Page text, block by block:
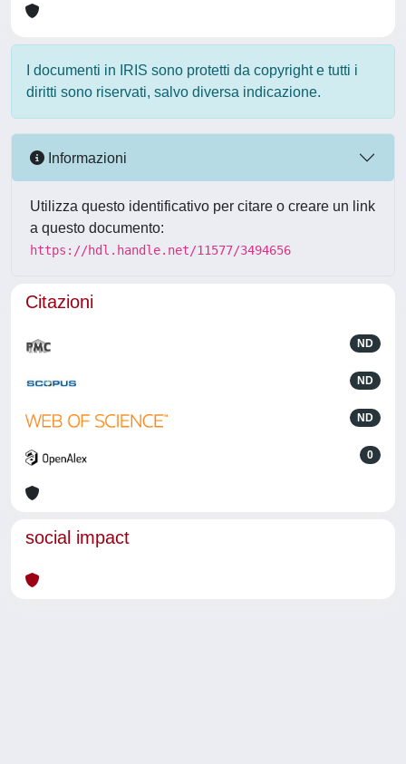
I documenti in IRIS sono protetti da copyright e tutti i
diritti sono riservati, salvo diversa indicazione.
Informazioni
Utilizza questo identificativo per citare o creare un link
a questo documento:
https://hdl.handle.net/11577/3494656
Citazioni
ND
ND
ND
0
social impact